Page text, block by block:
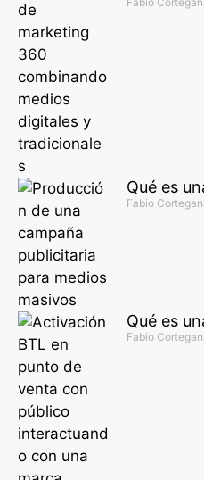
Qué es
Fabio
Qué es
Fabio